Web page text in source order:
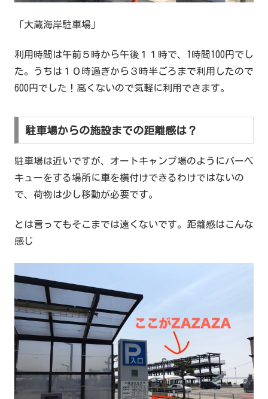
「大蔵海岸駐車場」
利用時間は午前５時から午後１１時で、1時間100円でし
た。うちは１０時過ぎから３時半ごろまで利用したので
600円でした！高くないので気軽に利用できます。
駐車場からの施設までの距離感は？
駐車場は近いですが、オートキャンプ場のようにバーベ
キューをする場所に車を横付けできるわけではないの
で、荷物は少し移動が必要です。
とは言ってもそこまでは遠くないです。距離感はこんな
感じ